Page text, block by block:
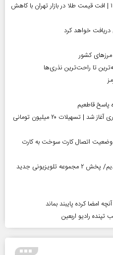
قیمت طلا و سکه امروز ۱۱ مرداد ۱۴۰۵ | افت قیمت طلا در بازار تهران با کاهش
خواهد کرد
تا راحت‌ترین نذری‌ها
قاطعیم
ثبت‌نام وام اربعین بازنشستگان کشوری آغاز شد | تسهیلات ۲۰ میلیون تومانی
وضعیت اتصال کارت سوخت به کارت
هنرمند منحصر‌به‌فردی را از دست دادیم/ پخش ۲ مجموعه تلویزیونی جدید
امضا کرده پایبند بماند
تپنده رادیو اربعین